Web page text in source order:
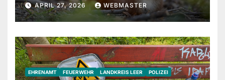
APRIL 27, 2026 WEBMASTER
EHRENAMT FEUERWEHR LANDKREIS LEER POLIZEI